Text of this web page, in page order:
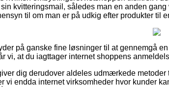
kvitteringsmail, således man en anden
til om man er på udkig efter produkter til
på ganske fine løsninger til at gennemgå
vi, at du iagttager internet shoppens
dig derudover aldeles udmærkede
vi endda internet virksomheder hvor kunder